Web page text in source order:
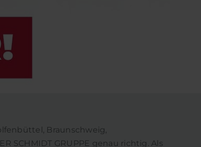
Braunschweig,
SCHMIDT GRUPPE genau richtig. Als